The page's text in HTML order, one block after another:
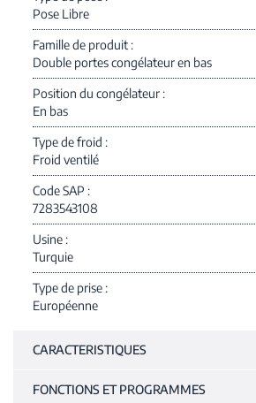
Pose Libre
Famille de produit
Double portes congélateur en bas
Position du congélateur
En bas
Type de froid
Froid ventilé
Code SAP
7283543108
Usine
Turquie
Type de prise
Européenne
CARACTERISTIQUES
FONCTIONS ET PROGRAMMES